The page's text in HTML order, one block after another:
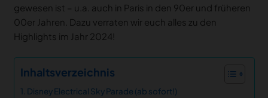
gewesen ist – u.a. auch in Paris in den 90er und früheren
00er Jahren. Dazu verraten wir euch alles zu den
Highlights im Jahr 2024!
Inhaltsverzeichnis
Disney Electrical Sky Parade (ab sofort!)